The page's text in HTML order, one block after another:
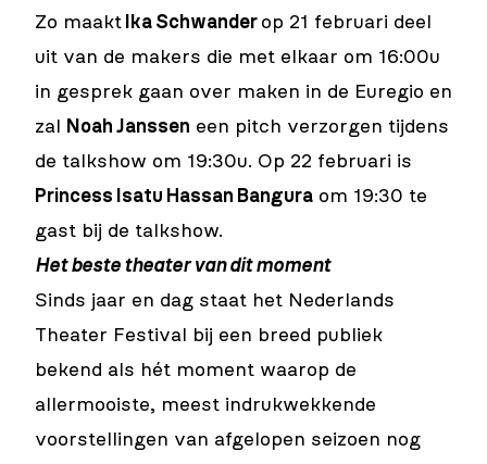
Zo maakt Ika Schwander op 21 februari deel
uit van de makers die met elkaar om 16:00u
in gesprek gaan over maken in de Euregio en
zal
Noah Janssen een pitch verzorgen tijdens
de talkshow om 19:30u. Op 22 februari is
Princess Isatu Hassan Bangura om 19:30 te
gast bij de talkshow.
Het beste theater van dit moment
Sinds jaar en dag staat het Nederlands
Theater Festival bij een breed publiek
bekend als hét moment waarop de
allermooiste, meest indrukwekkende
voorstellingen van afgelopen seizoen nog